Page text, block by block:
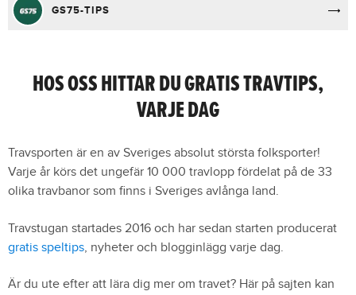
GS75-TIPS
HOS OSS HITTAR DU GRATIS TRAVTIPS,
VARJE DAG
Travsporten är en av Sveriges absolut största folksporter!
Varje år körs det ungefär 10 000 travlopp fördelat på de 33
olika travbanor som finns i Sveriges avlånga land.
Travstugan startades 2016 och har sedan starten producerat
gratis speltips, nyheter och blogginlägg varje dag.
Är du ute efter att lära dig mer om travet? Här på sajten kan